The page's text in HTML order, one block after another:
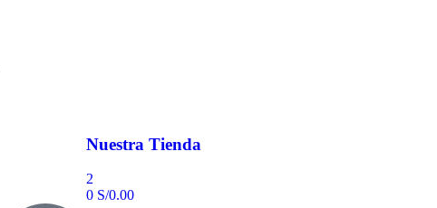
Nuestra Tienda
2
0 S/0.00